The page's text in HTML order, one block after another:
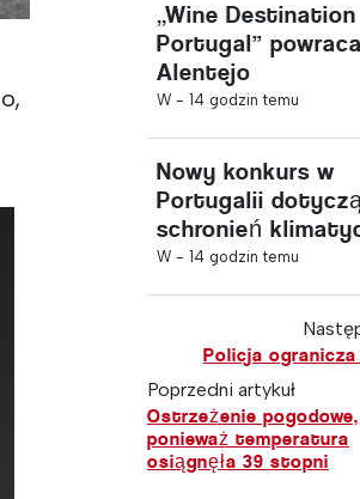
„Wine Destination
Portugal”
Alentejo
W - 14 godzin temu
Nowy konkurs w
Portugalii
schronień
W - 14 godzin temu
Policja
Poprzedni artykuł
Ostrzeżenie pogodowe,
ponieważ temperatura
osiągnęła 39 stopni